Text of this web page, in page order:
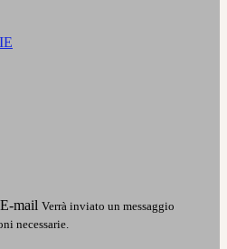
E-mail Verrà inviato un messaggio
necessarie.